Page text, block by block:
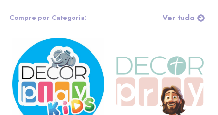
Compre por Categoria: Ver tudo